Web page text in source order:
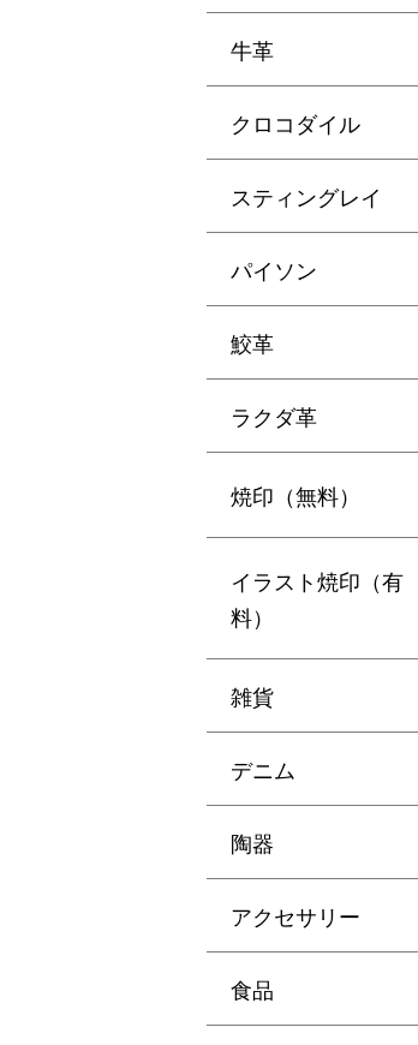
牛革
クロコダイル
スティングレイ
パイソン
鮫革
ラクダ革
焼印（無料）
イラスト焼印（有
料）
雑貨
デニム
陶器
アクセサリー
食品